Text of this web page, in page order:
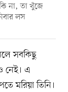
না, তা খুঁজে
লস
সবকিছু
নেই। এ
মরিয়া তিনি।